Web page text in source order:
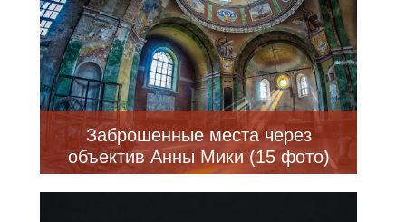
Заброшенные места через
объектив Анны Мики (15 фото)